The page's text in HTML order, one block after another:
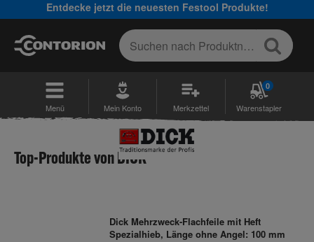
Entdecke jetzt die neuesten Festool Produkte!
Menü Mein Konto Merkzettel
0
Warenstapler
Top-Produkte von DICK
Dick Mehrzweck-Flachfeile mit Heft
Spezialhieb, Länge ohne Angel: 100 mm